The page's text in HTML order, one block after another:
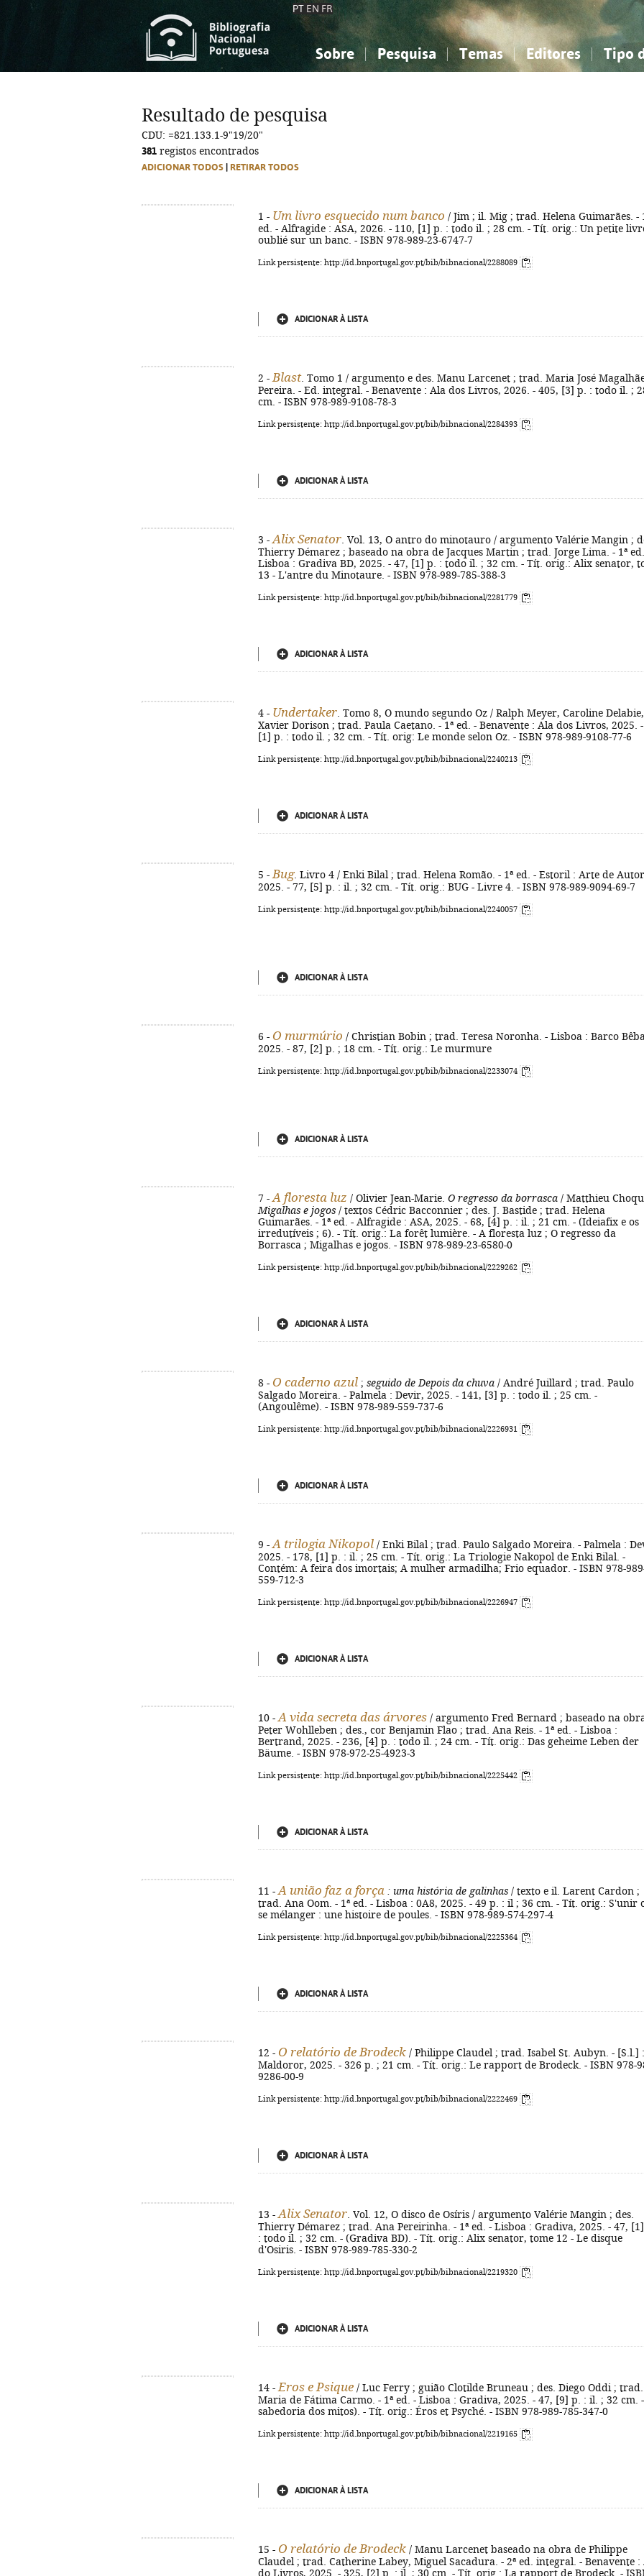
PT EN FR
Sobre Pesquisa Temas
Ciências sociais...
Editores Tipo
Ciências sociais...
Resultado de pesquisa
CDU: =821.133.1-9"19/20"
381 registos encontrados
ADICIONAR TODOS RETIRAR TODOS
1 - Um livro esquecido num banco / Jim ; il. Mig ; trad. Helena Guimarães. -
ed. - Alfragide : ASA, 2026. - 110, [1] p. : todo il. ; 28 cm. - Tít. orig.: Un petite
oublié sur un banc. - ISBN 978-989-23-6747-7
Link persistente: http://id.bnportugal.gov.pt/bib/bibnacional/2288089
ADICIONAR À LISTA
2 - Blast. Tomo 1 / argumento e des. Manu Larcenet ; trad. Maria José
Pereira. - Ed. integral. - Benavente : Ala dos Livros, 2026. - 405, [3] p. : todo il. ;
cm. - ISBN 978-989-9108-78-3
Link persistente: http://id.bnportugal.gov.pt/bib/bibnacional/2284393
ADICIONAR À LISTA
3 - Alix Senator . Vol. 13, O antro do minotauro / argumento Valérie Mangin ;
Thierry Démarez ; baseado na obra de Jacques Martin ; trad. Jorge Lima. - 1ª
Lisboa : Gradiva BD, 2025. - 47, [1] p. : todo il. ; 32 cm. - Tít. orig.: Alix senator,
13 - L'antre du Minotaure. - ISBN 978-989-785-388-3
Link persistente: http://id.bnportugal.gov.pt/bib/bibnacional/2281779
ADICIONAR À LISTA
4 - Undertaker . Tomo 8, O mundo segundo Oz / Ralph Meyer, Caroline Delabie,
Xavier Dorison ; trad. Paula Caetano. - 1ª ed. - Benavente : Ala dos Livros, 2025.
[1] p. : todo il. ; 32 cm. - Tít. orig: Le monde selon Oz. - ISBN 978-989-9108-77-6
Link persistente: http://id.bnportugal.gov.pt/bib/bibnacional/2240213
ADICIONAR À LISTA
5 - Bug. Livro 4 / Enki Bilal ; trad. Helena Romão. - 1ª ed. - Estoril : Arte de
2025. - 77, [5] p. : il. ; 32 cm. - Tít. orig.: BUG - Livre 4. - ISBN 978-989-9094-69-7
Link persistente: http://id.bnportugal.gov.pt/bib/bibnacional/2240057
ADICIONAR À LISTA
6 - O murmúrio / Christian Bobin ; trad. Teresa Noronha. - Lisboa : Barco
2025. - 87, [2] p. ; 18 cm. - Tít. orig.: Le murmure
Link persistente: http://id.bnportugal.gov.pt/bib/bibnacional/2233074
ADICIONAR À LISTA
7 - A floresta luz / Olivier Jean-Marie. O regresso da borrasca / Matthieu
Migalhas e jogos / textos Cédric Bacconnier ; des. J. Bastide ; trad. Helena
Guimarães. - 1ª ed. - Alfragide : ASA, 2025. - 68, [4] p. : il. ; 21 cm. - (Ideiafix e os
irredutíveis ; 6). - Tít. orig.: La forêt lumière. - A floresta luz ; O regresso da
Borrasca ; Migalhas e jogos. - ISBN 978-989-23-6580-0
Link persistente: http://id.bnportugal.gov.pt/bib/bibnacional/2229262
ADICIONAR À LISTA
8 - O caderno azul ; seguido de Depois da chuva / André Juillard ; trad. Paulo
Salgado Moreira. - Palmela : Devir, 2025. - 141, [3] p. : todo il. ; 25 cm. -
(Angoulême). - ISBN 978-989-559-737-6
Link persistente: http://id.bnportugal.gov.pt/bib/bibnacional/2226931
ADICIONAR À LISTA
9 - A trilogia Nikopol / Enki Bilal ; trad. Paulo Salgado Moreira. - Palmela :
2025. - 178, [1] p. : il. ; 25 cm. - Tít. orig.: La Triologie Nakopol de Enki Bilal. -
Contém: A feira dos imortais; A mulher armadilha; Frio equador. - ISBN 978-
559-712-3
Link persistente: http://id.bnportugal.gov.pt/bib/bibnacional/2226947
ADICIONAR À LISTA
10 - A vida secreta das árvores / argumento Fred Bernard ; baseado na
Peter Wohlleben ; des., cor Benjamin Flao ; trad. Ana Reis. - 1ª ed. - Lisboa :
Bertrand, 2025. - 236, [4] p. : todo il. ; 24 cm. - Tít. orig.: Das geheime Leben der
Bäume. - ISBN 978-972-25-4923-3
Link persistente: http://id.bnportugal.gov.pt/bib/bibnacional/2225442
ADICIONAR À LISTA
11 - A união faz a força : uma história de galinhas / texto e il. Larent Cardon ;
trad. Ana Oom. - 1ª ed. - Lisboa : 0A8, 2025. - 49 p. : il ; 36 cm. - Tít. orig.: S'unir
se mélanger : une histoire de poules. - ISBN 978-989-574-297-4
Link persistente: http://id.bnportugal.gov.pt/bib/bibnacional/2225364
ADICIONAR À LISTA
12 - O relatório de Brodeck / Philippe Claudel ; trad. Isabel St. Aubyn. - [S.l.] :
Maldoror, 2025. - 326 p. ; 21 cm. - Tít. orig.: Le rapport de Brodeck. - ISBN 978-
9286-00-9
Link persistente: http://id.bnportugal.gov.pt/bib/bibnacional/2222469
ADICIONAR À LISTA
13 - Alix Senator . Vol. 12, O disco de Osíris / argumento Valérie Mangin ; des.
Thierry Démarez ; trad. Ana Pereirinha. - 1ª ed. - Lisboa : Gradiva, 2025. - 47, [1]
: todo il. ; 32 cm. - (Gradiva BD). - Tít. orig.: Alix senator, tome 12 - Le disque
d'Osiris. - ISBN 978-989-785-330-2
Link persistente: http://id.bnportugal.gov.pt/bib/bibnacional/2219320
ADICIONAR À LISTA
14 - Eros e Psique / Luc Ferry ; guião Clotilde Bruneau ; des. Diego Oddi ; trad.
Maria de Fátima Carmo. - 1ª ed. - Lisboa : Gradiva, 2025. - 47, [9] p. : il. ; 32 cm.
sabedoria dos mitos). - Tít. orig.: Éros et Psyché. - ISBN 978-989-785-347-0
Link persistente: http://id.bnportugal.gov.pt/bib/bibnacional/2219165
ADICIONAR À LISTA
15 - O relatório de Brodeck / Manu Larcenet baseado na obra de Philippe
Claudel ; trad. Catherine Labey, Miguel Sacadura. - 2ª ed. integral. - Benavente :
do Livros, 2025. - 325, [2] p. : il. ; 30 cm. - Tít. orig.: La rapport de Brodeck. -